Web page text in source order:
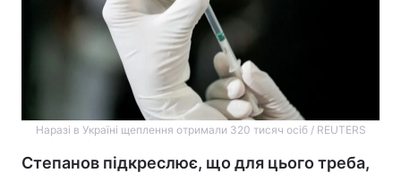
Наразі в Україні щеплення отримали 320 тисяч осіб / REUTERS
Степанов підкреслює, що для цього треба,